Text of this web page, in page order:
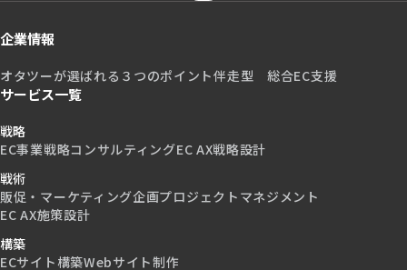
企業情報
オタツーが選ばれる３つのポイント伴走型 総合EC支援
サービス一覧
戦略
EC事業戦略コンサルティングEC AX戦略設計
戦術
販促・マーケティング企画プロジェクトマネジメント
EC AX施策設計
構築
ECサイト構築Webサイト制作